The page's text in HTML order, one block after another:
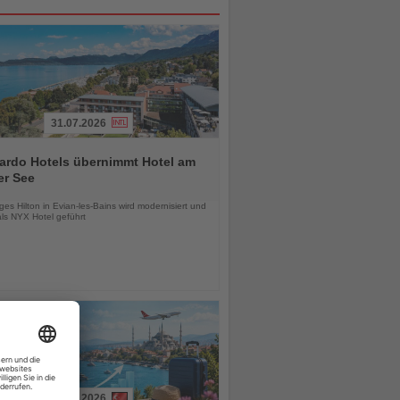
31.07.2026
Hotels übernimmt Hotel am
See
Hilton in Evian-les-Bains wird modernisiert und
NYX Hotel geführt